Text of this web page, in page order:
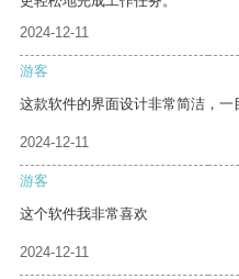
2024-12-11
游客
这款软件的界面设计非常简洁，一
2024-12-11
游客
这个软件我非常喜欢
2024-12-11